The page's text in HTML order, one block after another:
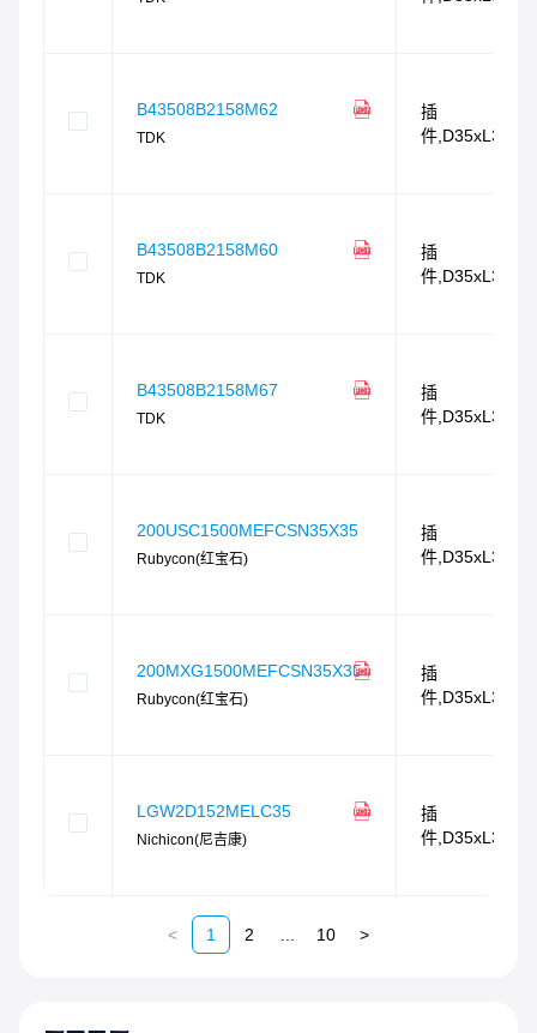
B43508B2158M62
TDK
插
件
B43508B2158M60
TDK
插
件
B43508B2158M67
TDK
插
件
200USC1500MEFCSN35X35
Rubycon(红宝石)
插
件
200MXG1500MEFCSN35X35
Rubycon(红宝石)
插
件
LGW2D152MELC35
Nichicon(尼吉康)
插
件
< 1 2 10 >